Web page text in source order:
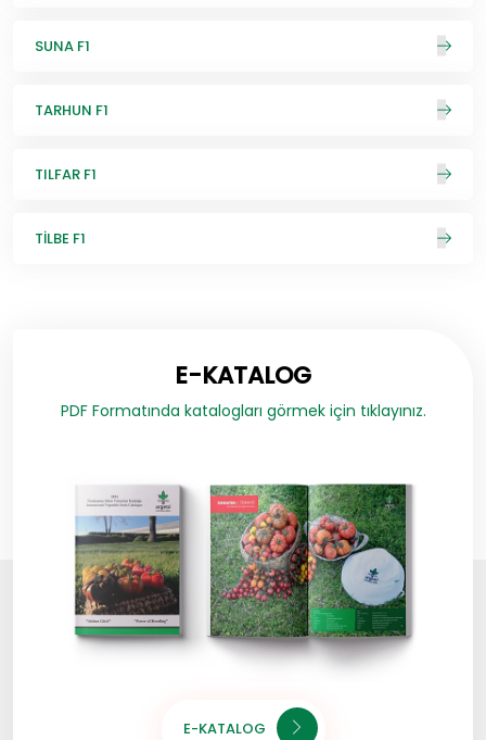
SUNA F1
TARHUN F1
TILFAR F1
TİLBE F1
E-KATALOG
PDF Formatında katalogları görmek için tıklayınız.
E-KATALOG